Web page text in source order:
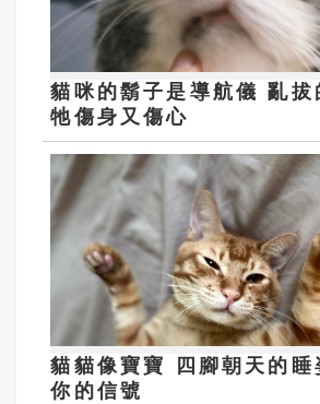
貓咪的鬍子是導航儀 亂拔
牠傷身又傷心
貓貓像寶寶 四腳朝天的睡
你的信號